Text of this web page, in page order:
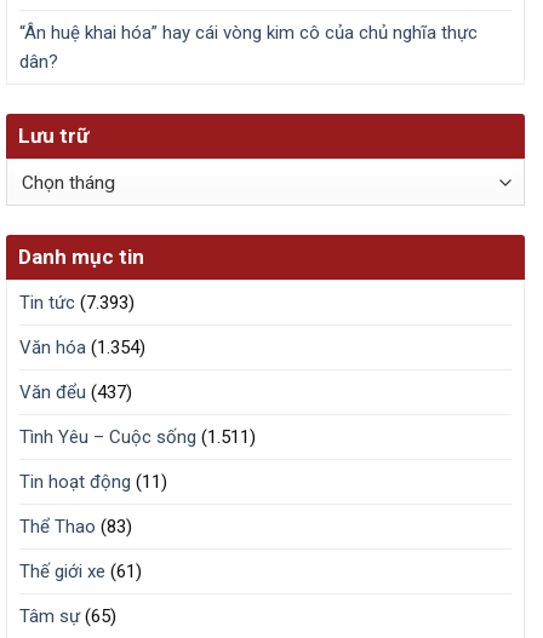
“Ân huệ khai hóa” hay cái vòng kim cô của chủ nghĩa thực
dân?
Lưu trữ
Lưu
Danh mục tin
Tin tức (7.393)
Văn hóa (1.354)
Văn đểu (437)
Tình Yêu – Cuộc sống (1.511)
Tin hoạt động (11)
Thể Thao (83)
Thế giới xe (61)
Tâm sự(65)